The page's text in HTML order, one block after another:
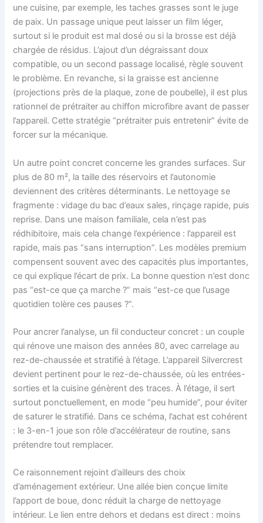
une cuisine, par exemple, les taches grasses sont le juge
de paix. Un passage unique peut laisser un film léger,
surtout si le produit est mal dosé ou si la brosse est déjà
chargée de résidus. L’ajout d’un dégraissant doux
compatible, ou un second passage localisé, règle souvent
le problème. En revanche, si la graisse est ancienne
(projections près de la plaque, zone de poubelle), il est plus
rationnel de prétraiter au chiffon microfibre avant de passer
l’appareil. Cette stratégie “prétraiter puis entretenir” évite de
forcer sur la mécanique.
Un autre point concret concerne les grandes surfaces. Sur
plus de 80 m², la taille des réservoirs et l’autonomie
deviennent des critères déterminants. Le nettoyage se
fragmente : vidage du bac d’eaux sales, rinçage rapide, puis
reprise. Dans une maison familiale, cela n’est pas
rédhibitoire, mais cela change l’expérience : l’appareil est
rapide, mais pas “sans interruption”. Les modèles premium
compensent souvent avec des capacités plus importantes,
ce qui explique l’écart de prix. La bonne question n’est donc
pas “est-ce que ça marche ?” mais “est-ce que l’usage
quotidien tolère ces pauses ?”.
Pour ancrer l’analyse, un fil conducteur concret : un couple
qui rénove une maison des années 80, avec carrelage au
rez-de-chaussée et stratifié à l’étage. L’appareil Silvercrest
devient pertinent pour le rez-de-chaussée, où les entrées-
sorties et la cuisine génèrent des traces. À l’étage, il sert
surtout ponctuellement, en mode “peu humide”, pour éviter
de saturer le stratifié. Dans ce schéma, l’achat est cohérent
: le 3-en-1 joue son rôle d’accélérateur de routine, sans
prétendre tout remplacer.
Ce raisonnement rejoint d’ailleurs des choix
d’aménagement extérieur. Une allée bien conçue limite
l’apport de boue, donc réduit la charge de nettoyage
intérieur. Le lien entre dehors et dedans est direct : moins